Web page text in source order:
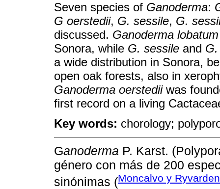
Seven species of Ganoderma:
G oerstedii, G. sessile, G.
discussed. Ganoderma lobatum
Sonora, while G. sessile and
a wide distribution in Sonora,
open oak forests, also in
Ganoderma oerstediiwas
first record on a living
Key words: chorology;
Ganoderma P. Karst.
género con más de 200
sinónimas (Moncalvo y